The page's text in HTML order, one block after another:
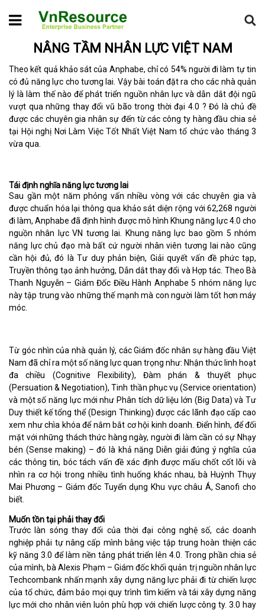
Home Tin chuyên ngành Nâng tầm nhân lực Việt Nam
NÂNG TẦM NHÂN LỰC VIỆT NAM
Theo kết quả khảo sát của Anphabe, chỉ có 54% người đi làm tự tin
có đủ năng lực cho tương lai. Vậy bài toán đặt ra cho các nhà quản
lý là làm thế nào để phát triển nguồn nhân lực và dẫn dắt đội ngũ
vượt qua những thay đổi vũ bão trong thời đại 4.0 ? Đó là chủ đề
được các chuyên gia nhân sự đến từ các công ty hàng đầu chia sẻ
tại Hội nghị Nơi Làm Việc Tốt Nhất Việt Nam tổ chức vào tháng 3
vừa qua.
Tái định nghĩa năng lực tương lai
Sau gần một năm phỏng vấn nhiều vòng với các chuyên gia và
được chuẩn hóa lại thông qua khảo sát diện rộng với 62,268 người
đi làm, Anphabe đã định hình được mô hình Khung năng lực 4.0 cho
nguồn nhân lực VN tương lai. Khung năng lực bao gồm 5 nhóm
năng lực chủ đạo mà bất cứ người nhân viên tương lai nào cũng
cần hội đủ, đó là Tư duy phản biện, Giải quyết vấn đề phức tạp,
Truyền thông tạo ảnh hưởng, Dẫn dắt thay đổi và Hợp tác. Theo Bà
Thanh Nguyễn – Giám Đốc Điều Hành Anphabe 5 nhóm năng lực
này tập trung vào những thế mạnh mà con người làm tốt hơn máy
móc.
Từ góc nhìn của nhà quản lý, các Giám đốc nhân sự hàng đầu Việt
Nam đã chỉ ra một số năng lực quan trọng như: Nhận thức linh hoạt
đa chiều (Cognitive Flexibility), Đàm phán & thuyết phục
(Persuation & Negotiation), Tinh thần phục vụ (Service orientation)
và một số năng lực mới như Phân tích dữ liệu lớn (Big Data) và Tư
Duy thiết kế tổng thể (Design Thinking) được các lãnh đạo cấp cao
xem như chìa khóa để nắm bắt cơ hội kinh doanh. Điển hình, để đối
mặt với những thách thức hàng ngày, người đi làm cần có sự Nhạy
bén (Sense making) – đó là khả năng Diễn giải đúng ý nghĩa của
các thông tin, bóc tách vấn đề xác định được mấu chốt cốt lõi và
nhìn ra cơ hội trong nhiều tình huống khác nhau, bà Huỳnh Thụy
Mai Phương – Giám đốc Tuyển dụng Khu vực châu Á, Sanofi cho
biết.
Muốn tồn tại phải thay đổi
Trước làn sóng thay đổi của thời đại công nghệ số, các doanh
nghiệp phải tự nâng cấp mình bằng việc tập trung hoàn thiện các
kỹ năng 3.0 để làm nền tảng phát triển lên 4.0. Trong phần chia sẻ
của mình, bà Alexis Phạm – Giám đốc khối quản trị nguồn nhân lực
Techcombank nhấn mạnh xây dựng năng lực phải đi từ chiến lược
của tổ chức, đảm bảo mọi quy trình tìm kiếm và tái xây dựng năng
lực mới cho nhân viên luôn phù hợp với chiến lược công ty. 3.0 hay